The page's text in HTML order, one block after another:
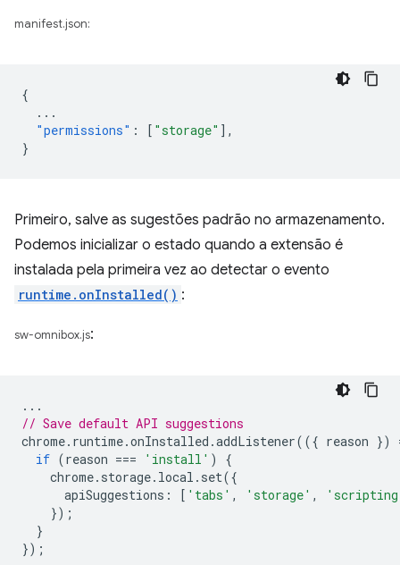
manifest.json:
{
...
"permissions" : [ "storage" ],
}
Primeiro, salve as sugestões padrão no armazenamento.
Podemos inicializar o estado quando a extensão é
instalada pela primeira vez ao detectar o evento
runtime.onInstalled() :
sw-omnibox.js:
...
// Save default API suggestions
chrome. runtime.onInstalled .addListener(({ reason })
if (reason === 'install' )
{
chrome. storage. local . set({
apiSuggestions : [ 'tabs' , 'storage' ,
});
}
});